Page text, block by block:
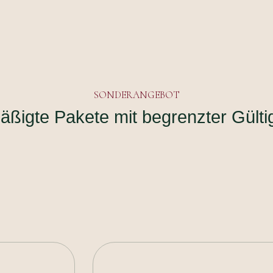
SONDERANGEBOT
Pakete mit begrenzter